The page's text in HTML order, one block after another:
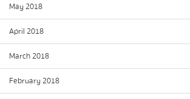
May 2018
April 2018
March 2018
February 2018